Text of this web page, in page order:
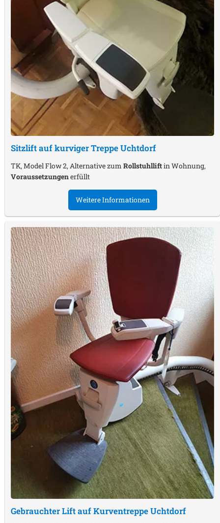
Sitzlift auf kurviger TreppeUchtdorf
TK, Model Flow 2, Alternative zum Rollstuhlliftin Wohnung,
Voraussetzungenerfüllt
Weitere Informationen
Gebrauchter Lift auf KurventreppeUchtdorf